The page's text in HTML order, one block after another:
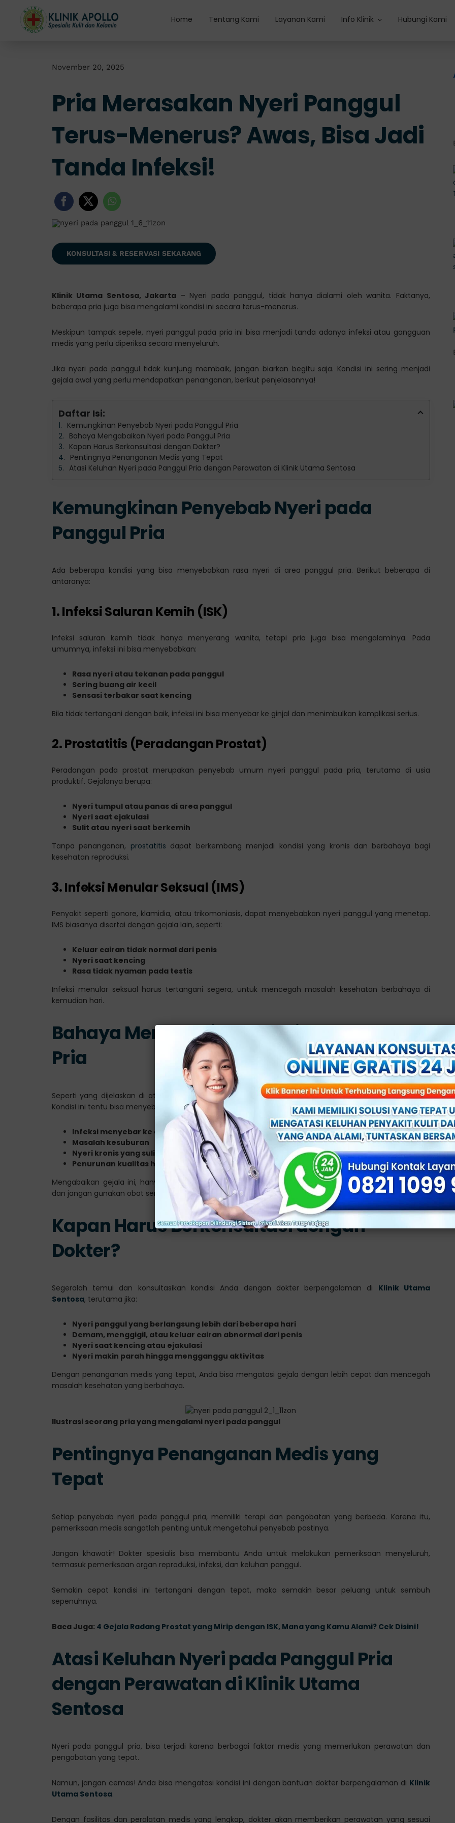
content
Home Tentang Kami Layanan Kami Info Klinik Hubungi Kami
November 20, 2025
Pria Merasakan Nyeri Panggul
Terus-Menerus? Awas, Bisa Jadi
Tanda Infeksi!
KONSULTASI & RESERVASI SEKARANG
Klinik Utama Sentosa, Jakarta – Nyeri pada panggul, tidak hanya dialami oleh wanita. Faktanya,
beberapa pria juga bisa mengalami kondisi ini secara terus-menerus.
Meskipun tampak sepele, nyeri panggul pada pria ini bisa menjadi tanda adanya infeksi atau gangguan
medis yang perlu diperiksa secara menyeluruh.
Jika nyeri pada panggul tidak kunjung membaik, jangan biarkan begitu saja. Kondisi ini sering menjadi
gejala awal yang perlu mendapatkan penanganan, berikut penjelasannya!
Daftar Isi:
Kemungkinan Penyebab Nyeri pada Panggul Pria
Bahaya Mengabaikan Nyeri pada Panggul Pria
Kapan Harus Berkonsultasi dengan Dokter?
Pentingnya Penanganan Medis yang Tepat
Atasi Keluhan Nyeri pada Panggul Pria dengan Perawatan di Klinik Utama Sentosa
Kemungkinan Penyebab Nyeri pada
Panggul Pria
Ada beberapa kondisi yang bisa menyebabkan rasa nyeri di area panggul pria. Berikut beberapa di
antaranya:
1. Infeksi Saluran Kemih (ISK)
Infeksi saluran kemih tidak hanya menyerang wanita, tetapi pria juga bisa mengalaminya. Pada
umumnya, infeksi ini bisa menyebabkan:
Rasa nyeri atau tekanan pada panggul
Sering buang air kecil
Sensasi terbakar saat kencing
Bila tidak tertangani dengan baik, infeksi ini bisa menyebar ke ginjal dan menimbulkan komplikasi serius.
2. Prostatitis (Peradangan Prostat)
Peradangan pada prostat merupakan penyebab umum nyeri panggul pada pria, terutama di usia
produktif. Gejalanya berupa:
Nyeri tumpul atau panas di area panggul
Nyeri saat ejakulasi
Sulit atau nyeri saat berkemih
Tanpa penanganan, prostatitis dapat berkembang menjadi kondisi yang kronis dan berbahaya bagi
kesehatan reproduksi.
3. Infeksi Menular Seksual (IMS)
Penyakit seperti gonore, klamidia, atau trikomoniasis, dapat menyebabkan nyeri panggul yang menetap.
IMS biasanya disertai dengan gejala lain, seperti:
Keluar cairan tidak normal dari penis
Nyeri saat kencing
Rasa tidak nyaman pada testis
Infeksi menular seksual harus tertangani segera, untuk mencegah masalah kesehatan berbahaya di
kemudian hari.
Bahaya Mengabaikan Nyeri pada Panggul
Pria
Seperti yang dijelaskan di atas, nyeri pada panggul pria bisa terjadi karena berbagai faktor berbahaya.
Kondisi ini tentu bisa menyebabkan berbagai risiko, seperti:
Infeksi menyebar ke organ lain
Masalah kesuburan
Nyeri kronis yang sulit sembuh
Penurunan kualitas hidup dan fungsi seksual
Mengabaikan gejala ini, hanya akan memperparah kondisi. Penting untuk berkonsultasi dengan dokter,
dan jangan gunakan obat sembarangan!
Kapan Harus Berkonsultasi dengan
Dokter?
Segeralah temui dan konsultasikan kondisi Anda dengan dokter berpengalaman di Klinik Utama
Sentosa, terutama jika:
Nyeri panggul yang berlangsung lebih dari beberapa hari
Demam, menggigil, atau keluar cairan abnormal dari penis
Nyeri saat kencing atau ejakulasi
Nyeri makin parah hingga mengganggu aktivitas
Dengan penanganan medis yang tepat, Anda bisa mengatasi gejala dengan lebih cepat dan mencegah
masalah kesehatan yang berbahaya.
Ilustrasi seorang pria yang mengalami nyeri pada panggul
Pentingnya Penanganan Medis yang
Tepat
Setiap penyebab nyeri pada panggul pria, memiliki terapi dan pengobatan yang berbeda. Karena itu,
pemeriksaan medis sangatlah penting untuk mengetahui penyebab pastinya.
Jangan khawatir! Dokter spesialis bisa membantu Anda untuk melakukan pemeriksaan menyeluruh,
termasuk pemeriksaan organ reproduksi, infeksi, dan keluhan panggul.
Semakin cepat kondisi ini tertangani dengan tepat, maka semakin besar peluang untuk sembuh
sepenuhnya.
Baca Juga: 4 Gejala Radang Prostat yang Mirip dengan ISK, Mana yang Kamu Alami? Cek Disini!
Atasi Keluhan Nyeri pada Panggul Pria
dengan Perawatan di Klinik Utama
Sentosa
Nyeri pada panggul pria, bisa terjadi karena berbagai faktor medis yang memerlukan perawatan dan
pengobatan yang tepat.
Namun, jangan cemas! Anda bisa mengatasi kondisi ini dengan bantuan dokter berpengalaman di Klinik
Utama Sentosa.
Dengan fasilitas dan peralatan medis yang lengkap, dokter akan memberikan perawatan yang sesuai